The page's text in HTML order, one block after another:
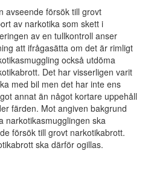
avseende försök till grovt
av narkotika som skett i
av en tullkontroll anser
att ifrågasätta om det är rimligt
också utdöma
Det har visserligen varit
med bil men det har inte ens
annat än något kortare uppehåll
färden. Mot angiven bakgrund
narkotikasmugglingen ska
försök till grovt narkotikabrott.
ska därför ogillas.